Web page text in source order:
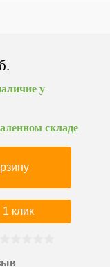
у
складе
1 клик